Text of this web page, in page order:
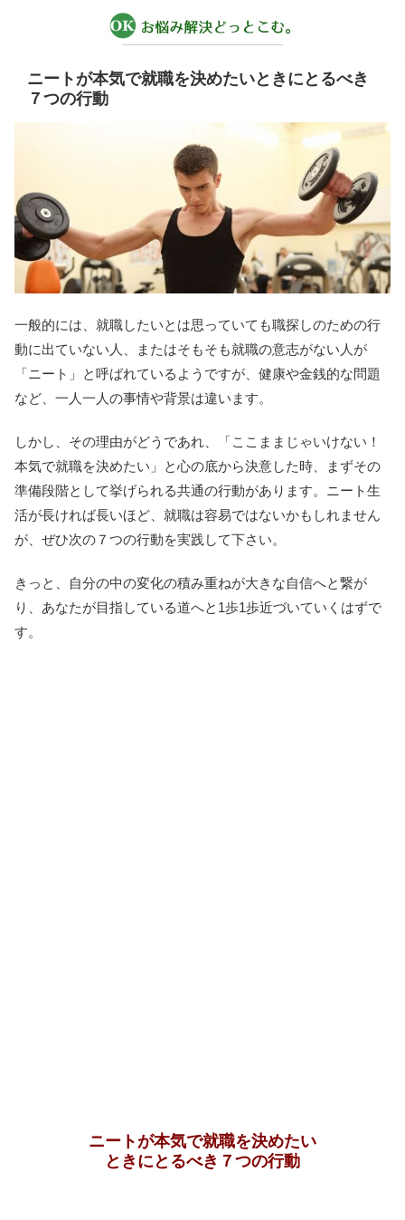
ニートが本気で就職を決めたいときにとるべき
７つの行動
一般的には、就職したいとは思っていても職探しのための行
動に出ていない人、またはそもそも就職の意志がない人が
「ニート」と呼ばれているようですが、健康や金銭的な問題
など、一人一人の事情や背景は違います。
しかし、その理由がどうであれ、「ここままじゃいけない！
本気で就職を決めたい」と心の底から決意した時、まずその
準備段階として挙げられる共通の行動があります。ニート生
活が長ければ長いほど、就職は容易ではないかもしれません
が、ぜひ次の７つの行動を実践して下さい。
きっと、自分の中の変化の積み重ねが大きな自信へと繋が
り、あなたが目指している道へと1歩1歩近づいていくはずで
す。
ニートが本気で就職を決めたい
ときにとるべき７つの行動